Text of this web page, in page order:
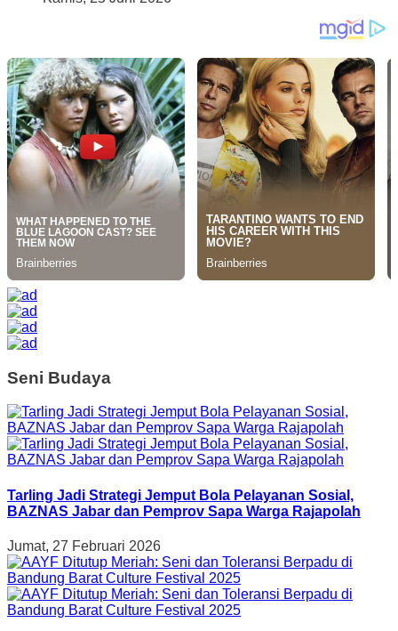
Seni Budaya
Tarling Jadi Strategi Jemput Bola Pelayanan Sosial,
BAZNAS Jabar dan Pemprov Sapa Warga Rajapolah
Jumat, 27 Februari 2026